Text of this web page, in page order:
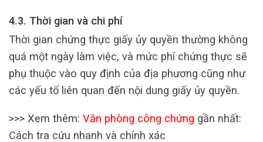
4.3. Thời gian và chi phí
Thời gian chứng thực giấy ủy quyền thường không
quá một ngày làm việc, và mức phí chứng thực sẽ
phụ thuộc vào quy định của địa phương cũng như
các yếu tố liên quan đến nội dung giấy ủy quyền.
>>> Xem thêm: Văn phòng công chứng gần nhất:
Cách tra cứu nhanh và chính xác